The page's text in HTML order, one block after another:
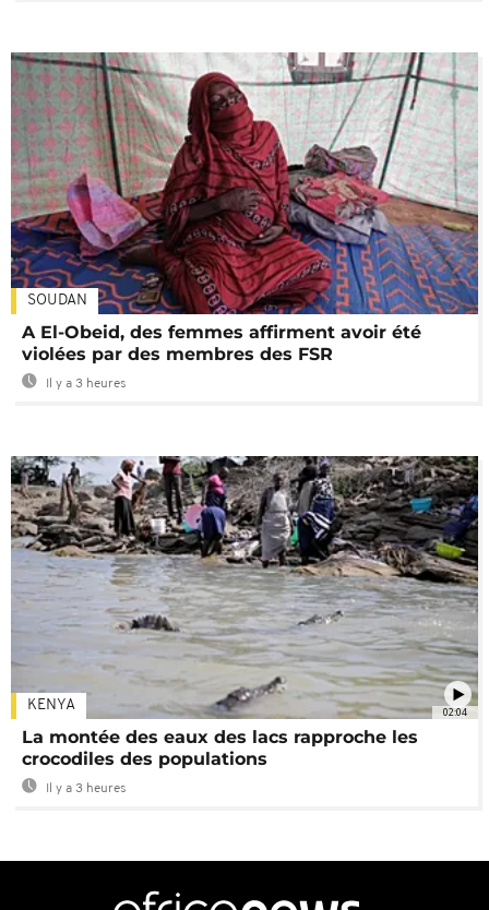
SOUDAN
A El-Obeid, des femmes affirment avoir été
violées par des membres des FSR
Il y a 3 heures
02:04
KENYA
La montée des eaux des lacs rapproche les
crocodiles des populations
Il y a 3 heures